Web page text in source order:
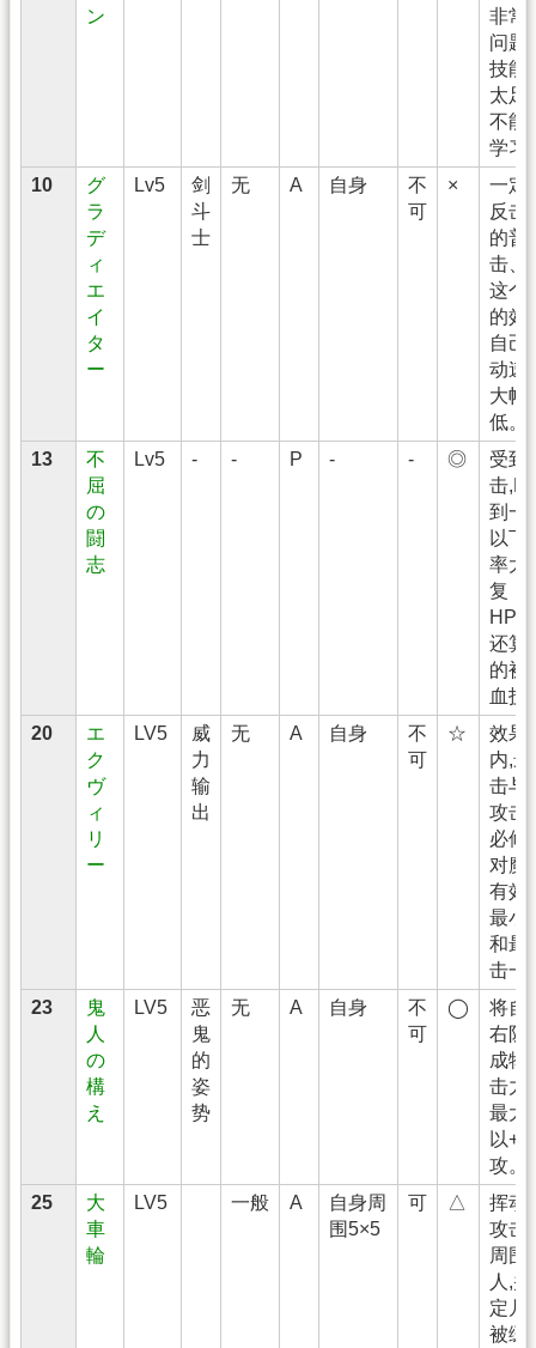
ン
非常
问题
技能
太足
不能
学习
10
グ
ラ
デ
ィ
エ
イ
タ
ー
Lv5
剑
斗
士
无 A 自身
不
可
×
一定
反击
的普
击、
这个
的效
自己
动速
大幅
低。
13
不
屈
の
闘
志
Lv5 - - P - - ◎
受到
击
到一
以下
率大
复
HP/
还算
的被
血技
20
エ
ク
ヴ
ィ
リ
ー
LV5
威
力
输
出
无 A 自身
不
可
☆
效果
内,
击与
攻击
必修
对魔
有效
最小
和最
击一
23
鬼
人
の
構
え
LV5
恶
鬼
的
姿
势
无 A 自身
不
可
◯
将自
右防
成物
击力
最大
以
攻。
25
大
車
輪
LV5 一般 A
自身周
围5×5
可 △
挥动
攻击
周围
人,
定几
被缓